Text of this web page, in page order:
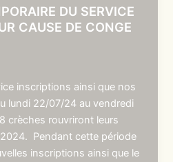
DU SERVICE
CAUSE DE CONGE
inscriptions ainsi que nos
lundi 22/07/24 au vendredi
crèches rouvriront leurs
Pendant cette période
inscriptions ainsi que le